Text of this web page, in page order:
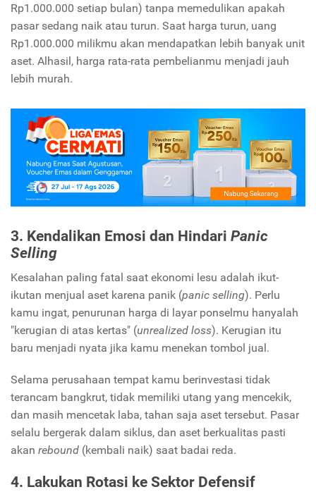
Rp1.000.000 setiap bulan) tanpa memedulikan apakah
pasar sedang naik atau turun. Saat harga turun, uang
Rp1.000.000 milikmu akan mendapatkan lebih banyak unit
aset. Alhasil, harga rata-rata pembelianmu menjadi jauh
lebih murah.
3. Kendalikan Emosi dan Hindari Panic
Selling
Kesalahan paling fatal saat ekonomi lesu adalah ikut-
ikutan menjual aset karena panik (panic selling). Perlu
kamu ingat, penurunan harga di layar ponselmu hanyalah
"kerugian di atas kertas" (unrealized loss). Kerugian itu
baru menjadi nyata jika kamu menekan tombol jual.
Selama perusahaan tempat kamu berinvestasi tidak
terancam bangkrut, tidak memiliki utang yang mencekik,
dan masih mencetak laba, tahan saja aset tersebut. Pasar
selalu bergerak dalam siklus, dan aset berkualitas pasti
akan rebound (kembali naik) saat badai reda.
4. Lakukan Rotasi ke Sektor Defensif